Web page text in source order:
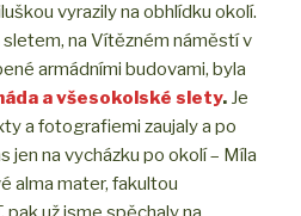
vyrazily na obhlídku okolí.
na Vítězném náměstí v
armádními budovami, byla
a všesokolské slety. Je
a fotografiemi zaujaly a po
jen na vycházku po okolí – Míla
alma mater, fakultou